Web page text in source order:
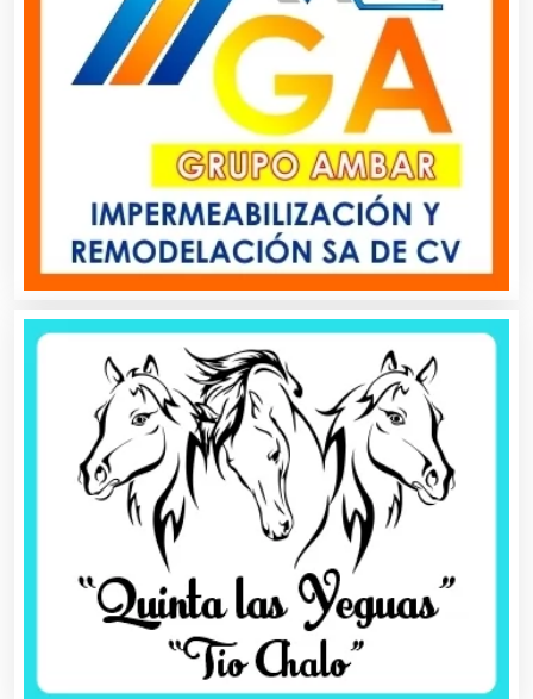
Asociaciones Civiles
Asociaciones Empresariales
Audio, Sonido e Iluminación
Audios para Eventos
Autobuses
Automatización
Automóviles Nuevos y Usados
Autopartes Eléctricas